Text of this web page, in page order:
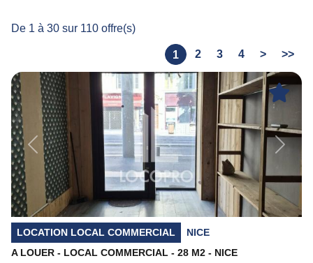
De 1 à 30 sur 110 offre(s)
1 2 3 4 > >>
Previous Next
LOCATION LOCAL COMMERCIAL
NICE
A LOUER - LOCAL COMMERCIAL - 28 M2 - NICE